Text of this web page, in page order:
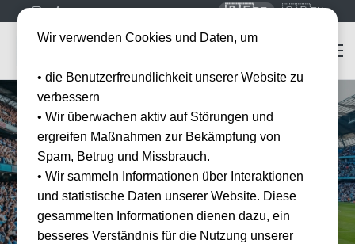
🇩🇪DE 🇬🇧EN
Wir verwenden Cookies und Daten, um
• die Benutzerfreundlichkeit unserer Website zu
verbessern
• Wir überwachen aktiv auf Störungen und
ergreifen Maßnahmen zur Bekämpfung von
Spam, Betrug und Missbrauch.
• Wir sammeln Informationen über Interaktionen
und statistische Daten unserer Website. Diese
gesammelten Informationen dienen dazu, ein
besseres Verständnis für die Nutzung unserer